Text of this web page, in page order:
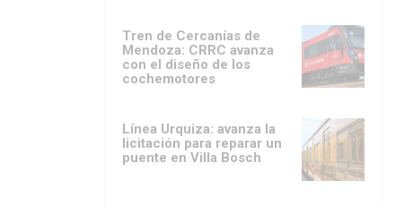
Tren de Cercanías de
Mendoza: CRRC avanza
con el diseño de los
cochemotores
Línea Urquiza: avanza la
licitación para reparar un
puente en Villa Bosch